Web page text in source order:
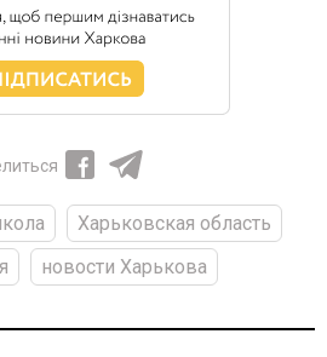
Харьковская область
новости Харькова